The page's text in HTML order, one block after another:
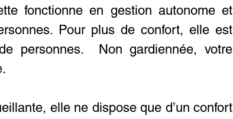
fonctionne en gestion autonome et
Pour plus de confort, elle est
personnes. Non gardiennée, votre
elle ne dispose que d’un confort